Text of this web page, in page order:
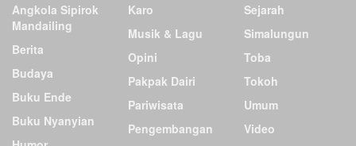
Angkola Sipirok
Mandailing
Berita
Budaya
Buku Ende
Buku Nyanyian
Karo
Musik & Lagu
Opini
Pakpak Dairi
Pariwisata
Pengembangan
Sejarah
Simalungun
Toba
Tokoh
Umum
Video